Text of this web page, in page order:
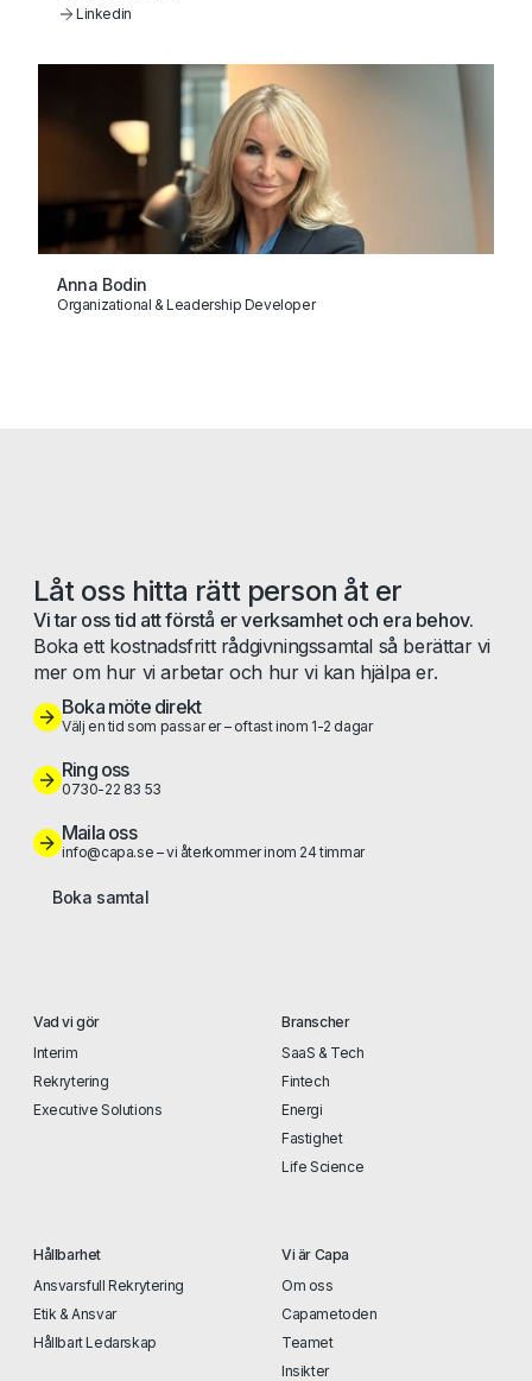
Linkedin
Anna Bodin
Organizational & Leadership Developer
Låt oss hitta rätt person åt er
Vi tar oss tid att förstå er verksamhet och era behov.
Boka ett kostnadsfritt rådgivningssamtal så berättar vi
mer om hur vi arbetar och hur vi kan hjälpa er.
Boka möte direkt
Välj en tid som passar er – oftast inom 1-2 dagar
Ring oss
0730-22 83 53
Maila oss
info@capa.se – vi återkommer inom 24 timmar
Boka samtal
Vad vi gör
Interim
Rekrytering
Executive Solutions
Branscher
SaaS & Tech
Fintech
Energi
Fastighet
Life Science
Hållbarhet
Ansvarsfull Rekrytering
Etik & Ansvar
Hållbart Ledarskap
Vi är Capa
Om oss
Capametoden
Teamet
Insikter